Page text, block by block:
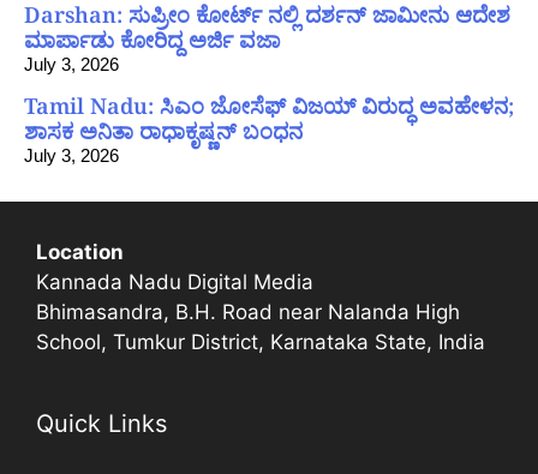
Darshan: ಸುಪ್ರೀಂ ಕೋರ್ಟ್ ನಲ್ಲಿ ದರ್ಶನ್ ಜಾಮೀನು ಆದೇಶ
ಮಾರ್ಪಾಡು ಕೋರಿದ್ದ ಅರ್ಜಿ ವಜಾ
July 3, 2026
Tamil Nadu: ಸಿಎಂ ಜೋಸೆಫ್ ವಿಜಯ್ ವಿರುದ್ಧ ಅವಹೇಳನ;
ಶಾಸಕ ಅನಿತಾ ರಾಧಾಕೃಷ್ಣನ್ ಬಂಧನ
July 3, 2026
Location
Kannada Nadu Digital Media
Bhimasandra, B.H. Road near Nalanda High
School, Tumkur District, Karnataka State, India
Quick Links